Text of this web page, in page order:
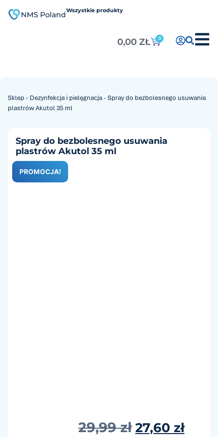
treści
Wszystkie produkty
0,00 ZŁ 0
Sklep- Dezynfekcja i pielęgnacja- Spray do bezbolesnego usuwania
plastrów Akutol 35 ml
Spray do bezbolesnego usuwania
plastrów Akutol 35 ml
PROMOCJA!
29,99zł 27,60 zł